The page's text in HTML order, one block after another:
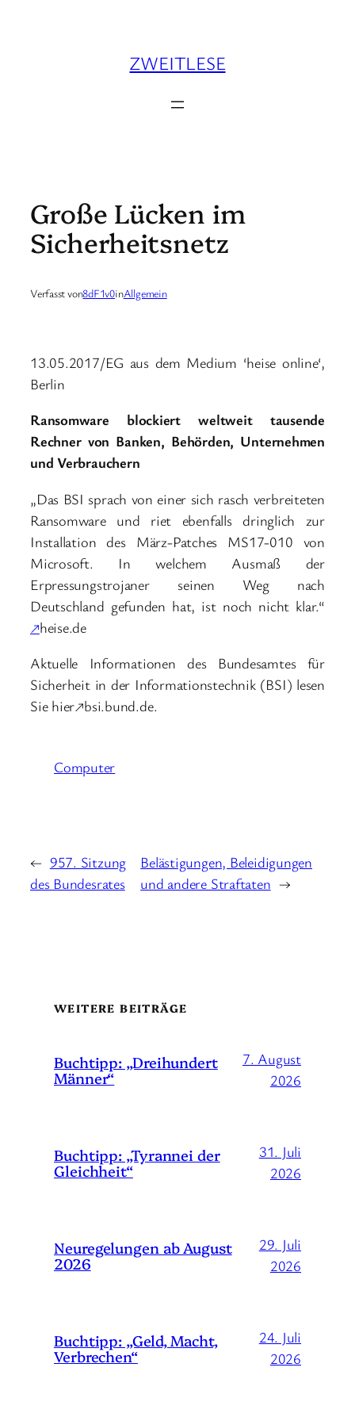
ZWEITLESE
Große Lücken im
Sicherheitsnetz
Verfasst von8dF1v0inAllgemein
13.05.2017/EG aus dem Medium ‘heise online‘,
Berlin
Ransomware blockiert weltweit tausende
Rechner von Banken, Behörden, Unternehmen
und Verbrauchern
„Das BSI sprach von einer sich rasch verbreiteten
Ransomware und riet ebenfalls dringlich zur
Installation des März-Patches MS17-010 von
Microsoft. In welchem Ausmaß der
Erpressungstrojaner seinen Weg nach
Deutschland gefunden hat, ist noch nicht klar.“
↗heise.de
Aktuelle Informationen des Bundesamtes für
Sicherheit in der Informationstechnik (BSI) lesen
Sie hier↗bsi.bund.de.
Computer
← 957. Sitzung
des Bundesrates
Belästigungen, Beleidigungen
und andere Straftaten →
WEITERE BEITRÄGE
Buchtipp: „Dreihundert
Männer“
7. August
2026
Buchtipp: „Tyrannei der
Gleichheit“
31. Juli
2026
Neuregelungen ab August
2026
29. Juli
2026
Buchtipp: „Geld, Macht,
Verbrechen“
24. Juli
2026